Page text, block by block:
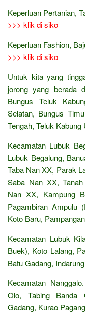
Keperluan Pertanian,
>>> klik di siko
Keperluan Fashion,
>>> klik di siko
Untuk kita yang
jorong yang berada
Bungus Teluk
Selatan, Bungus
Tengah, Teluk Kabung
Kecamatan Lubuk
Lubuk Begalung,
Taba Nan XX, Parak
Saba Nan XX,
Nan XX, Kampung
Pagambiran Ampulu
Koto Baru,
Kecamatan Lubuk
Buek), Koto Lalang,
Batu Gadang,
Kecamatan
Olo, Tabing Banda
Gadang, Kurao